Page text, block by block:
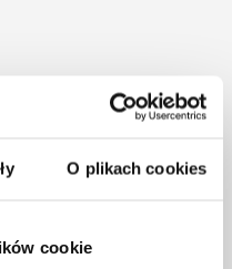
O plikach cookies
cookie